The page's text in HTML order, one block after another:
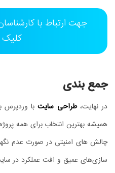
جهت ارتباط با
کلیک
جمع بندی
در نهایت،طراحی سایتبا وردپرس
همیشه بهترین انتخاب برای همه
چالش‌ های امنیتی در صورت عدم
سازی‌های عمیق و افت عملکرد در